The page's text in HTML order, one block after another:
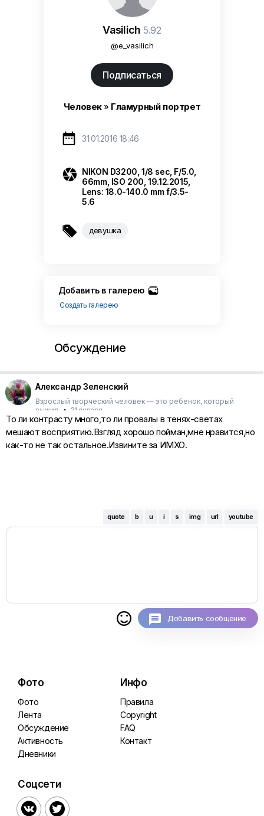
Vasilich 5.92
@e_vasilich
Подписаться
Человек» Гламурный портрет
 31.01.2016 18:46
 NIKON D3200, 1/8 sec, F/5.0,
66mm, ISO 200, 19.12.2015,
Lens: 18.0-140.0 mm f/3.5-
5.6
 девушка
Добавить в галерею
Создать галерею
Обсуждение
Александр Зеленский
Взрослый творческий человек — это ребенок, который
выжил.
• 31 января
То ли контрасту много,то ли провалы в тенях-светах
мешают восприятию.Взгляд хорошо пойман,мне нравится,но
как-то не так остальное.Извините за ИМХО.
quote b u i s img url youtube
 Добавить сообщение
Фото
Фото
Лента
Обсуждение
Активность
Дневники
Инфо
Правила
Copyright
FAQ
Контакт
Соцсети
 